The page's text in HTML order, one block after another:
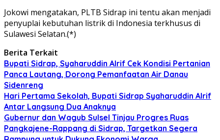
Jokowi mengatakan, PLTB Sidrap ini tentu akan menjadi
penyuplai kebutuhan listrik di Indonesia terkhusus di
Sulawesi Selatan.(*)
Berita Terkait
Bupati Sidrap, Syaharuddin Alrif Cek Kondisi Pertanian
Panca Lautang, Dorong Pemanfaatan Air Danau
Sidenreng
Hari Pertama Sekolah, Bupati Sidrap Syaharuddin Alrif
Antar Langsung Dua Anaknya
Gubernur dan Wagub Sulsel Tinjau Progres Ruas
Pangkajene-Rappang di Sidrap, Targetkan Segera